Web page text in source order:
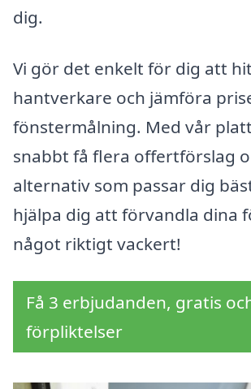
dig.
Vi gör det enkelt för dig att
hantverkare och jämföra
fönstermålning. Med vår
snabbt få flera offertförslag
alternativ som passar dig
hjälpa dig att förvandla dina
något riktigt vackert!
Få 3 erbjudanden, gratis
förpliktelser